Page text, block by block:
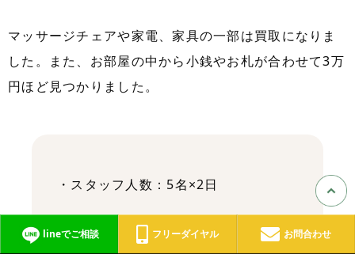
マッサージチェアや家電、家具の一部は買取になりま
した。また、お部屋の中から小銭やお札が合わせて3万
円ほど見つかりました。
・スタッフ人数：5名×2日
・排出量：可燃・不燃ゴミ750kg、ペ
lineでご相談 フリーダイヤル お問合わせ